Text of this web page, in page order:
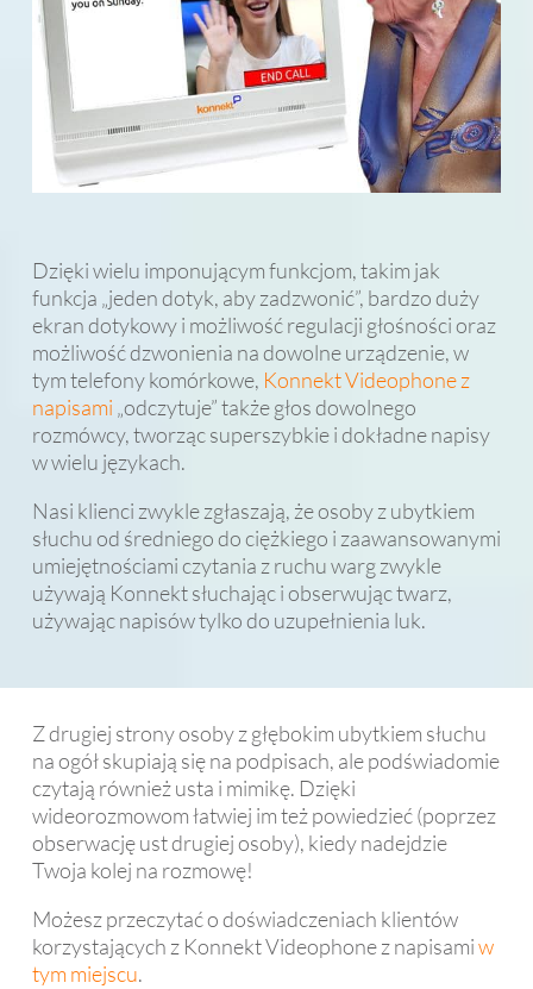
Dzięki wielu imponującym funkcjom, takim jak
funkcja „jeden dotyk, aby zadzwonić”, bardzo duży
ekran dotykowy i możliwość regulacji głośności oraz
możliwość dzwonienia na dowolne urządzenie, w
tym telefony komórkowe, Konnekt Videophone z
napisami „odczytuje” także głos dowolnego
rozmówcy, tworząc superszybkie i dokładne napisy
w wielu językach.
Nasi klienci zwykle zgłaszają, że osoby z ubytkiem
słuchu od średniego do ciężkiego i zaawansowanymi
umiejętnościami czytania z ruchu warg zwykle
używają Konnekt słuchając i obserwując twarz,
używając napisów tylko do uzupełnienia luk.
Z drugiej strony osoby z głębokim ubytkiem słuchu
na ogół skupiają się na podpisach, ale podświadomie
czytają również usta i mimikę. Dzięki
wideorozmowom łatwiej im też powiedzieć (poprzez
obserwację ust drugiej osoby), kiedy nadejdzie
Twoja kolej na rozmowę!
Możesz przeczytać o doświadczeniach klientów
korzystających z Konnekt Videophone z napisamiw
tym miejscu.